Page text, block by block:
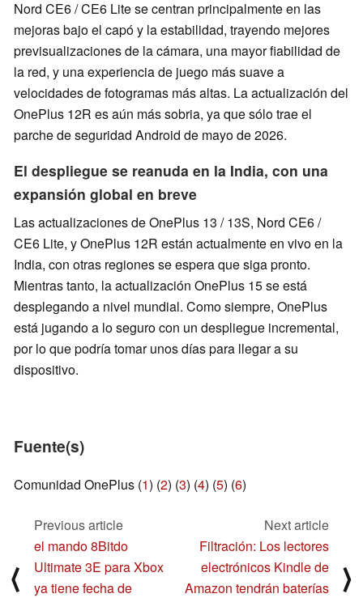
Nord CE6 / CE6 Lite se centran principalmente en las
mejoras bajo el capó y la estabilidad, trayendo mejores
previsualizaciones de la cámara, una mayor fiabilidad de
la red, y una experiencia de juego más suave a
velocidades de fotogramas más altas. La actualización del
OnePlus 12R es aún más sobria, ya que sólo trae el
parche de seguridad Android de mayo de 2026.
El despliegue se reanuda en la India, con una
expansión global en breve
Las actualizaciones de OnePlus 13 / 13S, Nord CE6 /
CE6 Lite, y OnePlus 12R están actualmente en vivo en la
India, con otras regiones se espera que siga pronto.
Mientras tanto, la actualización OnePlus 15 se está
desplegando a nivel mundial. Como siempre, OnePlus
está jugando a lo seguro con un despliegue incremental,
por lo que podría tomar unos días para llegar a su
dispositivo.
Fuente(s)
Comunidad OnePlus (1) (2) (3) (4) (5) (6)
⟨
Previous article
el mando 8Bitdo
Ultimate 3E para Xbox
ya tiene fecha de
Next article
Filtración: Los lectores
electrónicos Kindle de
Amazon tendrán baterías
⟩